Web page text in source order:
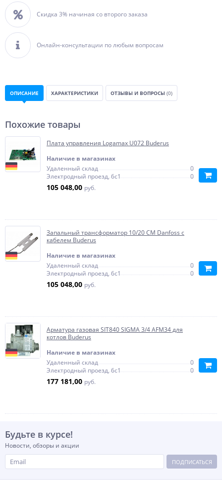
Скидка 3% начиная со второго заказа
Онлайн-консультации по любым вопросам
ОПИСАНИЕ ХАРАКТЕРИСТИКИ ОТЗЫВЫ И ВОПРОСЫ (0)
Похожие товары
Плата управления Logamax U072 Buderus
Наличие в магазинах
Удаленный склад
0
Электродный проезд, 6с1
0
105 048,00 руб.
Запальный трансформатор 10/20 CM Danfoss с
кабелем Buderus
Наличие в магазинах
Удаленный склад
0
Электродный проезд, 6с1
0
105 048,00 руб.
Арматура газовая SIT840 SIGMA 3/4 AFM34 для
котлов Buderus
Наличие в магазинах
Удаленный склад
0
Электродный проезд, 6с1
0
177 181,00 руб.
Будьте в курсе!
Новости, обзоры и акции
ПОДПИСАТЬСЯ